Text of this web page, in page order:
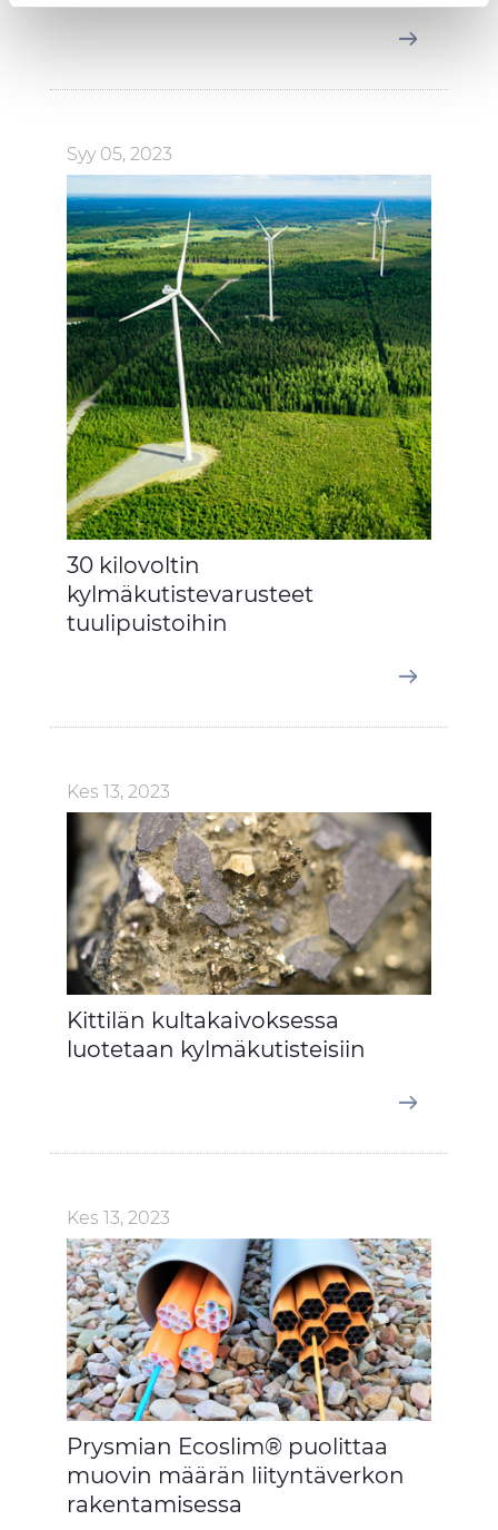
provide social media features and to analyse our traffic.
We also share information about your use of our site with
may combine it with other information that you’ve
Syy 05, 2023
30 kilovoltin
kylmäkutistevarusteet
tuulipuistoihin
Kes 13, 2023
Kittilän kultakaivoksessa
luotetaan kylmäkutisteisiin
Kes 13, 2023
Prysmian Ecoslim® puolittaa
muovin määrän liityntäverkon
rakentamisessa